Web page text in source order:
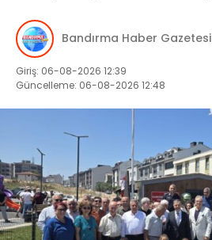
Bandırma Haber Gazetesi
Giriş: 06-08-2026 12:39
Güncelleme: 06-08-2026 12:48